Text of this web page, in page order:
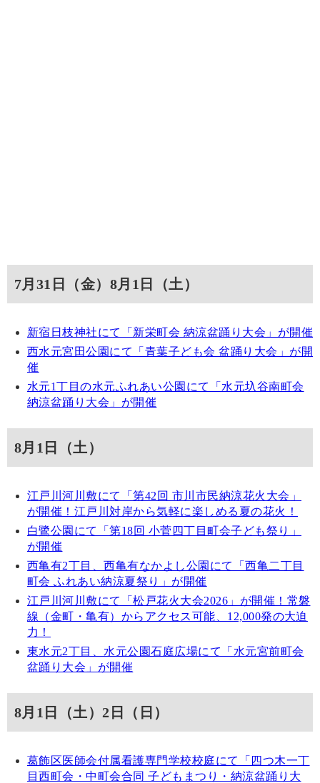
7月31日（金）8月1日（土）
新宿日枝神社にて「新栄町会 納涼盆踊り大会」が開催
西水元宮田公園にて「青葉子ども会 盆踊り大会」が開
催
水元1丁目の水元ふれあい公園にて「水元圦谷南町会
納涼盆踊り大会」が開催
8月1日（土）
江戸川河川敷にて「第42回 市川市民納涼花火大会」
が開催！江戸川対岸から気軽に楽しめる夏の花火！
白鷺公園にて「第18回 小菅四丁目町会子ども祭り」
が開催
西亀有2丁目、西亀有なかよし公園にて「西亀二丁目
町会 ふれあい納涼夏祭り」が開催
江戸川河川敷にて「松戸花火大会2026」が開催！常磐
線（金町・亀有）からアクセス可能、12,000発の大迫
力！
東水元2丁目、水元公園石庭広場にて「水元宮前町会
盆踊り大会」が開催
8月1日（土）2日（日）
葛飾区医師会付属看護専門学校校庭にて「四つ木一丁
目西町会・中町会合同 子どもまつり・納涼盆踊り大